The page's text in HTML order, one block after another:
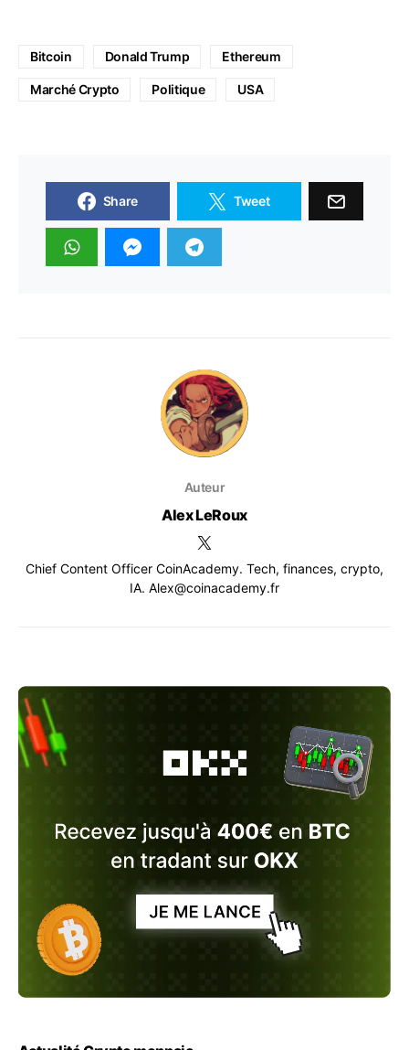
Bitcoin Donald Trump Ethereum
Marché Crypto Politique USA
Share Tweet
Auteur
Alex LeRoux
Chief Content Officer CoinAcademy. Tech, finances, crypto,
IA. Alex@coinacademy.fr